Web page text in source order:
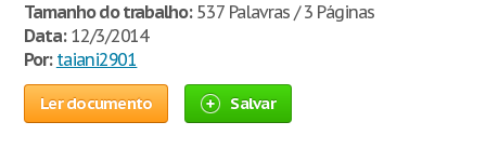
Tamanho do trabalho:537 Palavras / 3 Páginas
Data:12/3/2014
Por: taiani2901
Ler documento Salvar